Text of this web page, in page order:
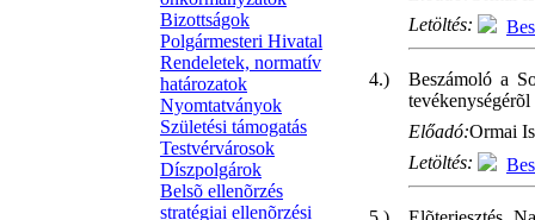
Bizottságok
Polgármesteri Hivatal
Rendeletek, normatív
határozatok
Nyomtatványok
Születési támogatás
Testvérvárosok
Díszpolgárok
Belsõ ellenõrzés
stratégiai ellenõrzési
Letöltés:
4.)
Beszámoló a
tevékenységérõl
Előadó:Ormai
Letöltés: